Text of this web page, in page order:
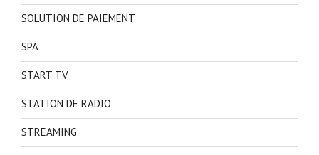
SOLUTION DE PAIEMENT
SPA
START TV
STATION DE RADIO
STREAMING